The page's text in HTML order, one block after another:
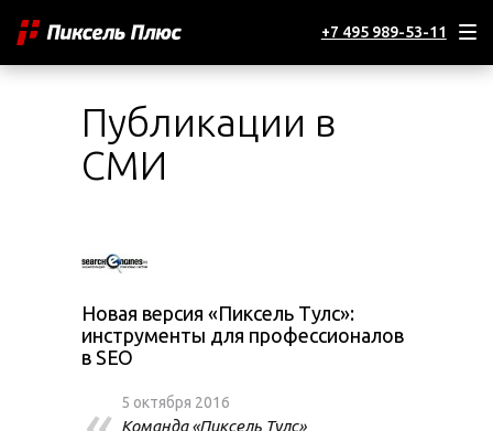
+7 495 989-53-11
Публикации в
СМИ
Новая версия «Пиксель Тулс»:
инструменты для профессионалов
в SEO
5 октября 2016
Команда «Пиксель Тулс»